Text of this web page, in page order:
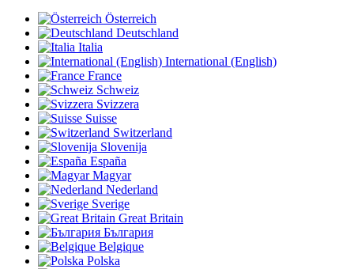
Österreich
Deutschland
Italia
International (English)
France
Schweiz
Svizzera
Suisse
Switzerland
Slovenija
España
Magyar
Nederland
Sverige
Great Britain
България
Belgique
Polska